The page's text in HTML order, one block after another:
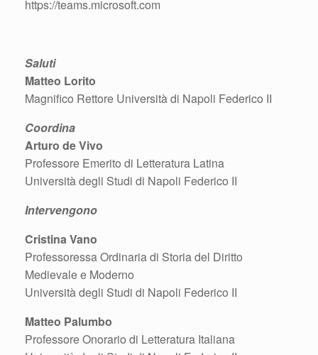
https://teams.microsoft.com
Saluti
Matteo Lorito
Magnifico Rettore Università di Napoli Federico II
Coordina
Arturo de Vivo
Professore Emerito di Letteratura Latina
Università degli Studi di Napoli Federico II
Intervengono
Cristina Vano
Professoressa Ordinaria di Storia del Diritto
Medievale e Moderno
Università degli Studi di Napoli Federico II
Matteo Palumbo
Professore Onorario di Letteratura Italiana